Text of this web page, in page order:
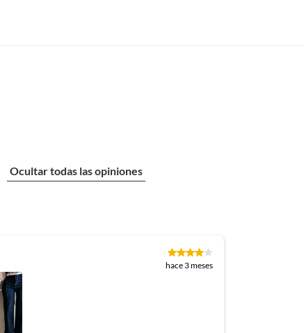
Ocultar todas las opiniones
hace 3 meses